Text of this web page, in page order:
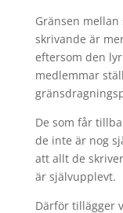
Gränsen
skrivande är
eftersom den
medlemmar
De som får
de inte är nog
att allt de
är självupplevt.
Därför tillägger